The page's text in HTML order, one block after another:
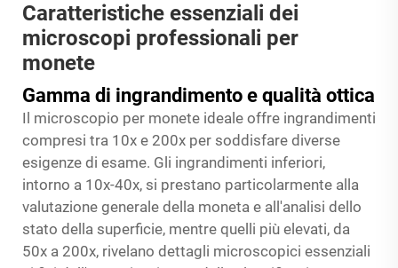
Caratteristiche essenziali dei
microscopi professionali per
monete
Gamma di ingrandimento e qualità ottica
Il microscopio per monete ideale offre ingrandimenti
compresi tra 10x e 200x per soddisfare diverse
esigenze di esame. Gli ingrandimenti inferiori,
intorno a 10x-40x, si prestano particolarmente alla
valutazione generale della moneta e all'analisi dello
stato della superficie, mentre quelli più elevati, da
50x a 200x, rivelano dettagli microscopici essenziali